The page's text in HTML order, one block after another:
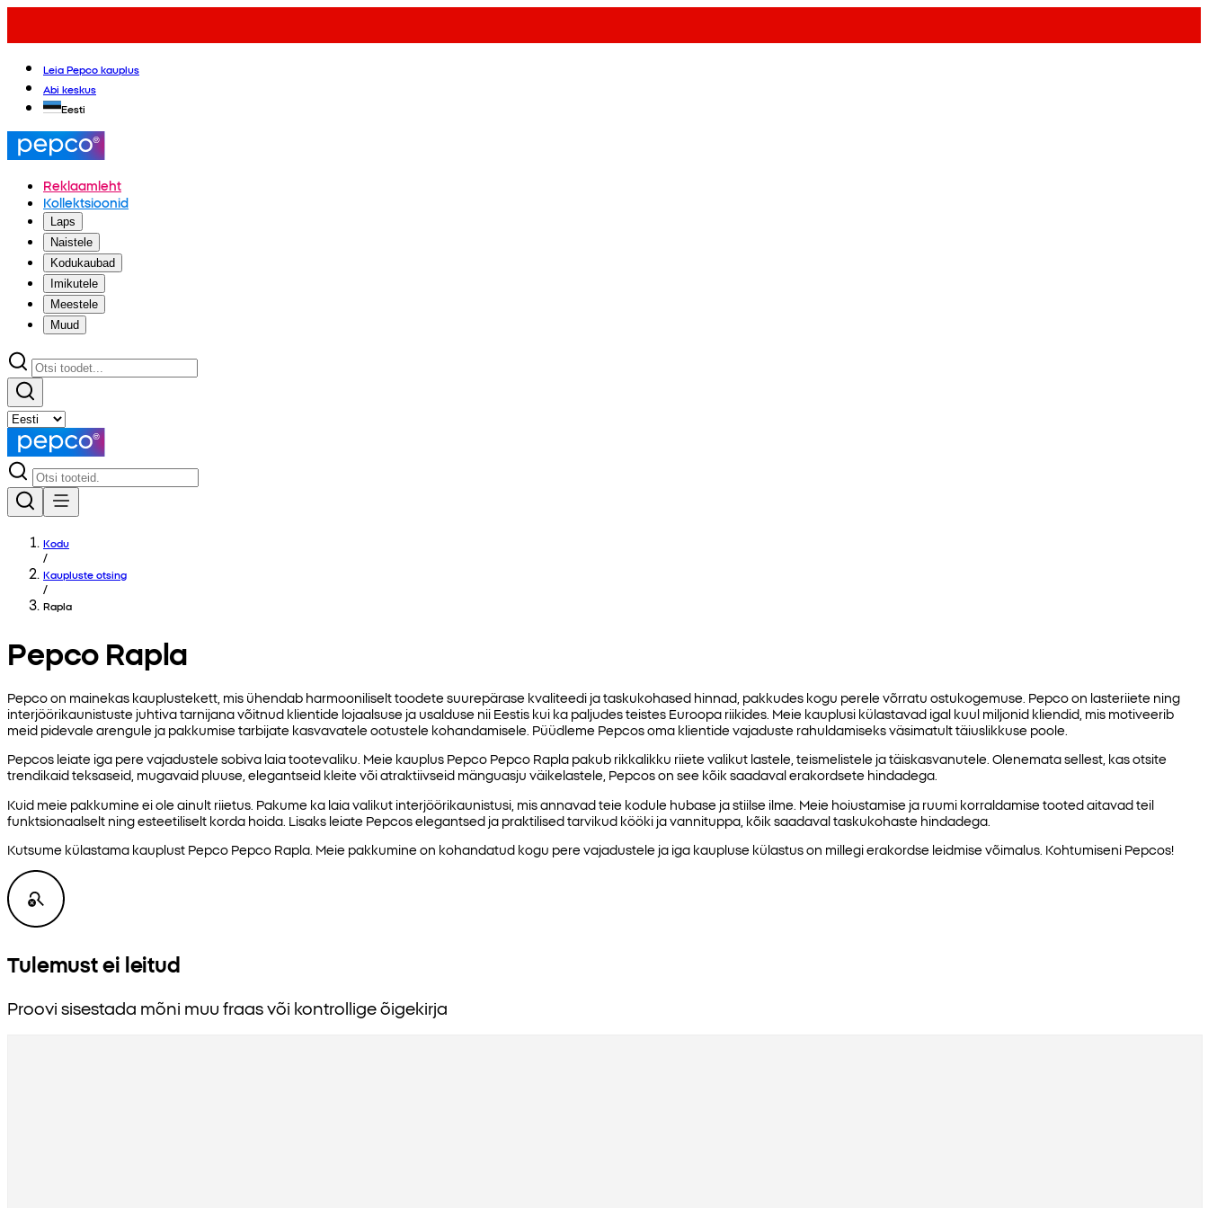
Leia Pepco kauplus
Abi keskus
Eesti
Reklaamleht
Kollektsioonid
Laps
Naistele
Kodukaubad
Imikutele
Meestele
Muud
Kodu
/
Kaupluste otsing
/
Rapla
Pepco Rapla
Pepco on mainekas kauplustekett, mis ühendab harmooniliselt toodete suurepärase kvaliteedi ja taskukohased hinnad, pakkudes kogu perele võrratu ostukogemuse. Pepco on lasteriiete ning
interjöörikaunistuste juhtiva tarnijana võitnud klientide lojaalsuse ja usalduse nii Eestis kui ka paljudes teistes Euroopa riikides. Meie kauplusi külastavad igal kuul miljonid kliendid, mis motiveerib
meid pidevale arengule ja pakkumise tarbijate kasvavatele ootustele kohandamisele. Püüdleme Pepcos oma klientide vajaduste rahuldamiseks väsimatult täiuslikkuse poole.
Pepcos leiate iga pere vajadustele sobiva laia tootevaliku. Meie kauplus Pepco Pepco Rapla pakub rikkalikku riiete valikut lastele, teismelistele ja täiskasvanutele. Olenemata sellest, kas otsite
trendikaid teksaseid, mugavaid pluuse, elegantseid kleite või atraktiivseid mänguasju väikelastele, Pepcos on see kõik saadaval erakordsete hindadega.
Kuid meie pakkumine ei ole ainult riietus. Pakume ka laia valikut interjöörikaunistusi, mis annavad teie kodule hubase ja stiilse ilme. Meie hoiustamise ja ruumi korraldamise tooted aitavad teil
funktsionaalselt ning esteetiliselt korda hoida. Lisaks leiate Pepcos elegantsed ja praktilised tarvikud kööki ja vannituppa, kõik saadaval taskukohaste hindadega.
Kutsume külastama kauplust Pepco Pepco Rapla. Meie pakkumine on kohandatud kogu pere vajadustele ja iga kaupluse külastus on millegi erakordse leidmise võimalus. Kohtumiseni Pepcos!
Tulemust ei leitud
Proovi sisestada mõni muu fraas või kontrollige õigekirja